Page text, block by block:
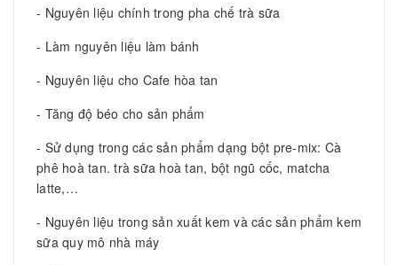
- Nguyên liệu chính trong pha chế trà sữa
- Làm nguyên liệu làm bánh
- Nguyên liệu cho Cafe hòa tan
- Tăng độ béo cho sản phẩm
- Sử dụng trong các sản phẩm dạng bột pre-mix: Cà
phê hoà tan. trà sữa hoà tan, bột ngũ cốc, matcha
latte,…
- Nguyên liệu trong sản xuất kem và các sản phẩm kem
sữa quy mô nhà máy